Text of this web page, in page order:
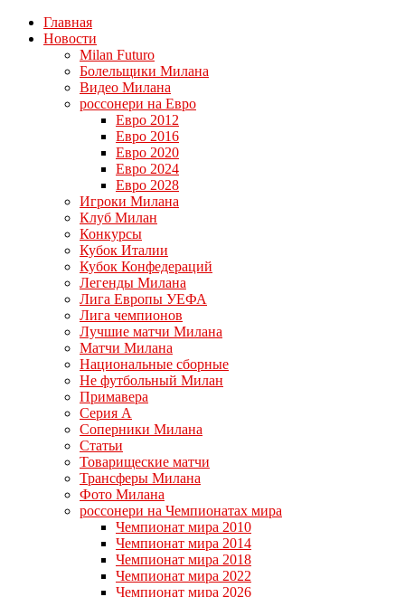
Главная
Новости
Milan Futuro
Болельщики Милана
Видео Милана
россонери на Евро
Евро 2012
Евро 2016
Евро 2020
Евро 2024
Евро 2028
Игроки Милана
Клуб Милан
Конкурсы
Кубок Италии
Кубок Конфедераций
Легенды Милана
Лига Европы УЕФА
Лига чемпионов
Лучшие матчи Милана
Матчи Милана
Национальные сборные
Не футбольный Милан
Примавера
Серия А
Соперники Милана
Статьи
Товарищеские матчи
Трансферы Милана
Фото Милана
россонери на Чемпионатах мира
Чемпионат мира 2010
Чемпионат мира 2014
Чемпионат мира 2018
Чемпионат мира 2022
Чемпионат мира 2026